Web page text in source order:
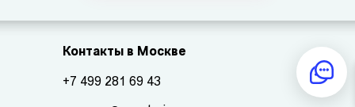
Контакты в Москве
+7 499 281 69 43